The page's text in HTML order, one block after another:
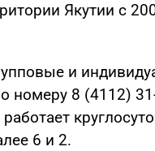
Якутии с
и
номеру 8 (4112)
6 и 2.